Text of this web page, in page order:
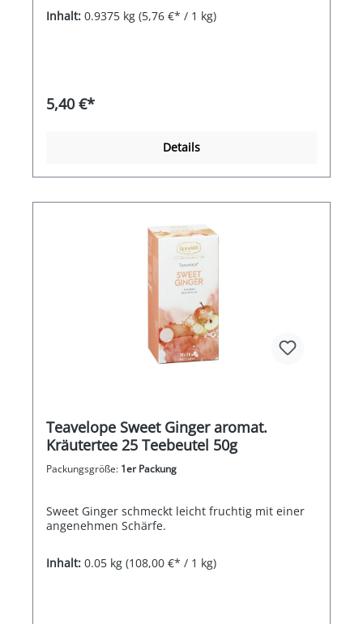
Inhalt: 0.9375 kg (5,76 €* / 1 kg)
5,40 €*
Details
Teavelope Sweet Ginger aromat.
Kräutertee 25 Teebeutel 50g
Packungsgröße: 1er Packung
Sweet Ginger schmeckt leicht fruchtig mit einer
angenehmen Schärfe.
Inhalt: 0.05 kg (108,00 €* / 1 kg)